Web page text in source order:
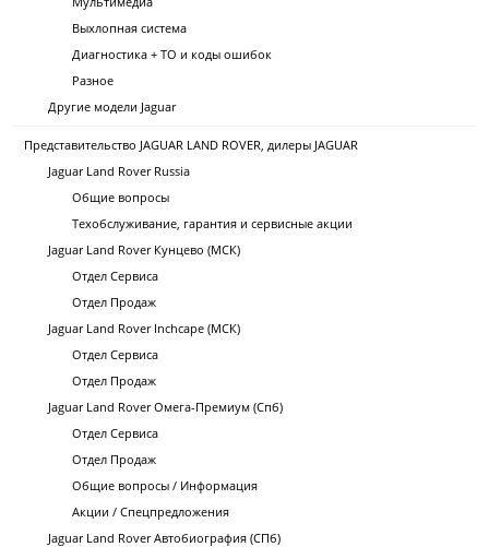
Выхлопная система
Диагностика + ТО и коды ошибок
Разное
Другие модели Jaguar
Представительство JAGUAR LAND ROVER, дилеры JAGUAR
Jaguar Land Rover Russia
Общие вопросы
Техобслуживание, гарантия и сервисные акции
Jaguar Land Rover Кунцево (МСК)
Отдел Сервиса
Отдел Продаж
Jaguar Land Rover Inchcape (МСК)
Отдел Сервиса
Отдел Продаж
Jaguar Land Rover Омега-Премиум (Спб)
Отдел Сервиса
Отдел Продаж
Общие вопросы / Информация
Акции / Спецпредложения
Jaguar Land Rover Автобиография (СПб)